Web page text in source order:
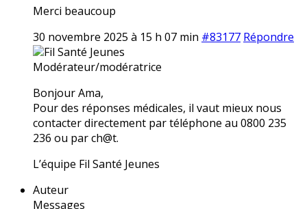
Merci beaucoup
30 novembre 2025 à 15 h 07 min #83177 Répondre
Fil Santé Jeunes
Modérateur/modératrice
Bonjour Ama,
Pour des réponses médicales, il vaut mieux nous
contacter directement par téléphone au 0800 235
236 ou par ch@t.
L’équipe Fil Santé Jeunes
Auteur
Messages